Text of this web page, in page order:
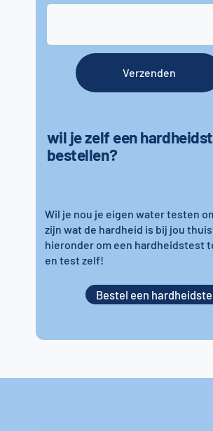
wil je zelf een
bestellen?
Wil je nou je eigen water testen
zijn wat de hardheid is bij jou
hieronder om een hardheidstest
en test zelf!
Verzenden
Bestel een